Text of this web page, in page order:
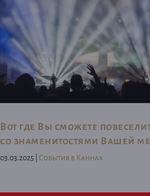
Вот где Вы сможете
со знаменитостями Вашей
03.03.2025 | События в Каннах